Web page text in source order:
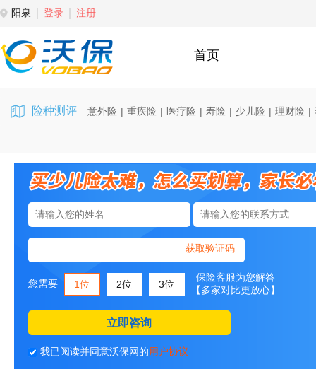
阳泉 登录 注册
首页
险种测评 意外险 | 重疾险 | 医疗险 | 寿险 | 少儿险 | 理财险 |
获取验证码
您需要 1位 2位 3位
保险客服为您解答
【多家对比更放心】
立即咨询
我已阅读并同意沃保网的用户协议